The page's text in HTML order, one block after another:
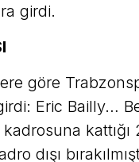
girdi.
göre
Eric Bailly…
kattığı
dışı